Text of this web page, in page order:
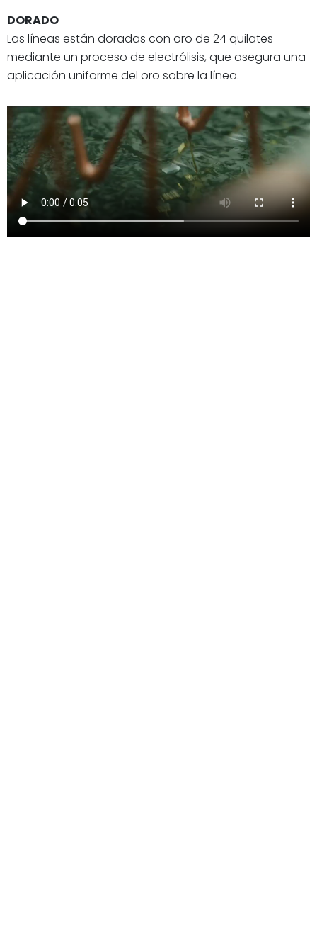
DORADO
Las líneas están doradas con oro de 24 quilates
mediante un proceso de electrólisis, que asegura una
aplicación uniforme del oro sobre la línea.